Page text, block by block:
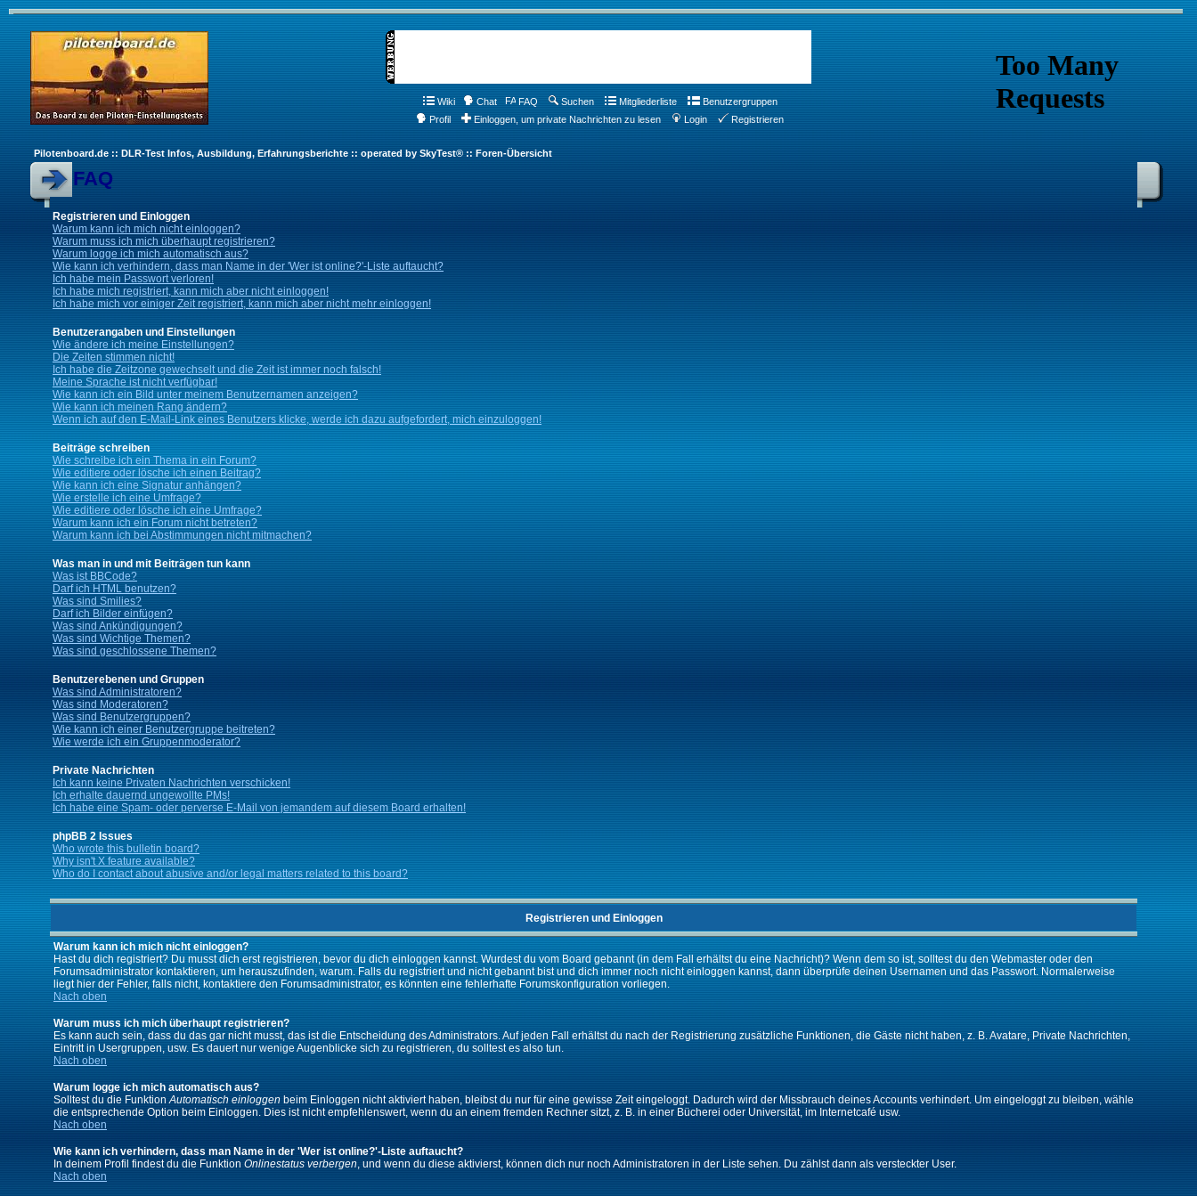
Wiki Chat FAQ Suchen Mitgliederliste
Benutzergruppen
Profil
Einloggen, um private Nachrichten zu lesen Login Registrieren
Pilotenboard.de :: DLR-Test Infos, Ausbildung, Erfahrungsberichte :: operated by SkyTest® :: Foren-Übersicht
FAQ
Registrieren und Einloggen
Warum kann ich mich nicht einloggen?
Warum muss ich mich überhaupt registrieren?
Warum logge ich mich automatisch aus?
Wie kann ich verhindern, dass man Name in der 'Wer ist online?'-Liste auftaucht?
Ich habe mein Passwort verloren!
Ich habe mich registriert, kann mich aber nicht einloggen!
Ich habe mich vor einiger Zeit registriert, kann mich aber nicht mehr einloggen!
Benutzerangaben und Einstellungen
Wie ändere ich meine Einstellungen?
Die Zeiten stimmen nicht!
Ich habe die Zeitzone gewechselt und die Zeit ist immer noch falsch!
Meine Sprache ist nicht verfügbar!
Wie kann ich ein Bild unter meinem Benutzernamen anzeigen?
Wie kann ich meinen Rang ändern?
Wenn ich auf den E-Mail-Link eines Benutzers klicke, werde ich dazu aufgefordert, mich einzuloggen!
Beiträge schreiben
Wie schreibe ich ein Thema in ein Forum?
Wie editiere oder lösche ich einen Beitrag?
Wie kann ich eine Signatur anhängen?
Wie erstelle ich eine Umfrage?
Wie editiere oder lösche ich eine Umfrage?
Warum kann ich ein Forum nicht betreten?
Warum kann ich bei Abstimmungen nicht mitmachen?
Was man in und mit Beiträgen tun kann
Was ist BBCode?
Darf ich HTML benutzen?
Was sind Smilies?
Darf ich Bilder einfügen?
Was sind Ankündigungen?
Was sind Wichtige Themen?
Was sind geschlossene Themen?
Benutzerebenen und Gruppen
Was sind Administratoren?
Was sind Moderatoren?
Was sind Benutzergruppen?
Wie kann ich einer Benutzergruppe beitreten?
Wie werde ich ein Gruppenmoderator?
Private Nachrichten
Ich kann keine Privaten Nachrichten verschicken!
Ich erhalte dauernd ungewollte PMs!
Ich habe eine Spam- oder perverse E-Mail von jemandem auf diesem Board erhalten!
phpBB 2 Issues
Who wrote this bulletin board?
Why isn't X feature available?
Who do I contact about abusive and/or legal matters related to this board?
Registrieren und Einloggen
Warum kann ich mich nicht einloggen?
Hast du dich registriert? Du musst dich erst registrieren, bevor du dich einloggen kannst. Wurdest du vom Board gebannt (in dem Fall erhältst du eine Nachricht)? Wenn dem so ist, solltest du den Webmaster oder den
Forumsadministrator kontaktieren, um herauszufinden, warum. Falls du registriert und nicht gebannt bist und dich immer noch nicht einloggen kannst, dann überprüfe deinen Usernamen und das Passwort. Normalerweise
liegt hier der Fehler, falls nicht, kontaktiere den Forumsadministrator, es könnten eine fehlerhafte Forumskonfiguration vorliegen.
Nach oben
Warum muss ich mich überhaupt registrieren?
Es kann auch sein, dass du das gar nicht musst, das ist die Entscheidung des Administrators. Auf jeden Fall erhältst du nach der Registrierung zusätzliche Funktionen, die Gäste nicht haben, z. B. Avatare, Private Nachrichten,
Eintritt in Usergruppen, usw. Es dauert nur wenige Augenblicke sich zu registrieren, du solltest es also tun.
Nach oben
Warum logge ich mich automatisch aus?
Solltest du die FunktionAutomatisch einloggen beim Einloggen nicht aktiviert haben, bleibst du nur für eine gewisse Zeit eingeloggt. Dadurch wird der Missbrauch deines Accounts verhindert. Um eingeloggt zu bleiben, wähle
die entsprechende Option beim Einloggen. Dies ist nicht empfehlenswert, wenn du an einem fremden Rechner sitzt, z. B. in einer Bücherei oder Universität, im Internetcafé usw.
Nach oben
Wie kann ich verhindern, dass man Name in der 'Wer ist online?'-Liste auftaucht?
In deinem Profil findest du die Funktion Onlinestatus verbergen, und wenn du diese aktivierst, können dich nur noch Administratoren in der Liste sehen. Du zählst dann als versteckter User.
Nach oben